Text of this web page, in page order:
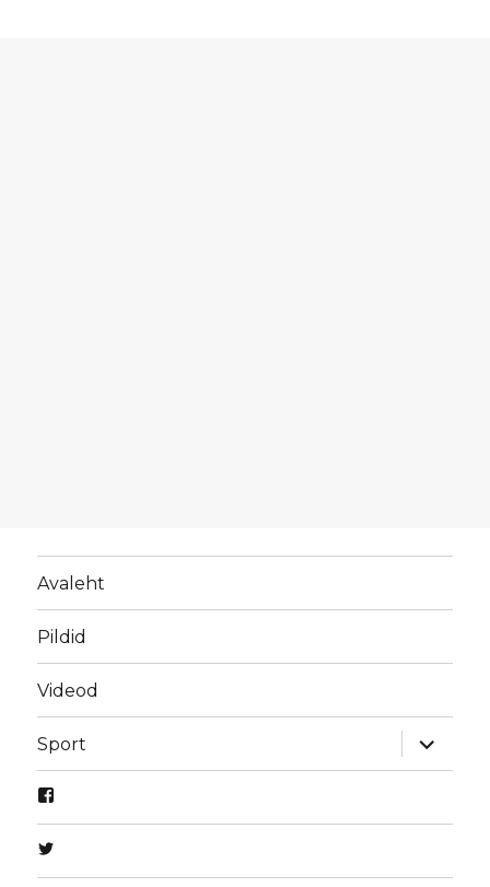
Avaleht
Pildid
Videod
Sport
laienda